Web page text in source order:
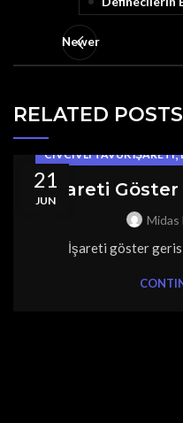
Newer
RELATED POSTS
21
JUN
CIVCIVLI TAVUK İŞARETI,
İşareti Göster
İşareti göster